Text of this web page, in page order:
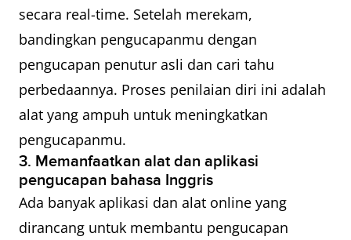
secara real-time. Setelah merekam,
bandingkan pengucapanmu dengan
pengucapan penutur asli dan cari tahu
perbedaannya. Proses penilaian diri ini adalah
alat yang ampuh untuk meningkatkan
pengucapanmu.
3. Memanfaatkan alat dan aplikasi
pengucapan bahasa Inggris
Ada banyak aplikasi dan alat online yang
dirancang untuk membantu pengucapan